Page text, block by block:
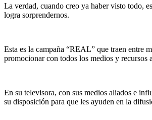
La verdad, cuando creo ya haber visto todo,
logra sorprendernos.
Esta es la campaña “REAL” que traen entre
promocionar con todos los medios y recursos
En su televisora, con sus medios aliados e
su disposición para que les ayuden en la